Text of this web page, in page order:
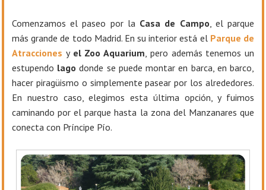
Comenzamos el paseo por la Casa de Campo , el parque
más grande de todo Madrid. En su interior está el Parque de
Atracciones y el Zoo Aquarium , pero además tenemos un
estupendo lago donde se puede montar en barca, en barco,
hacer piragüismo o simplemente pasear por los alrededores.
En nuestro caso, elegimos esta última opción, y fuimos
caminando por el parque hasta la zona del Manzanares que
conecta con Príncipe Pío.